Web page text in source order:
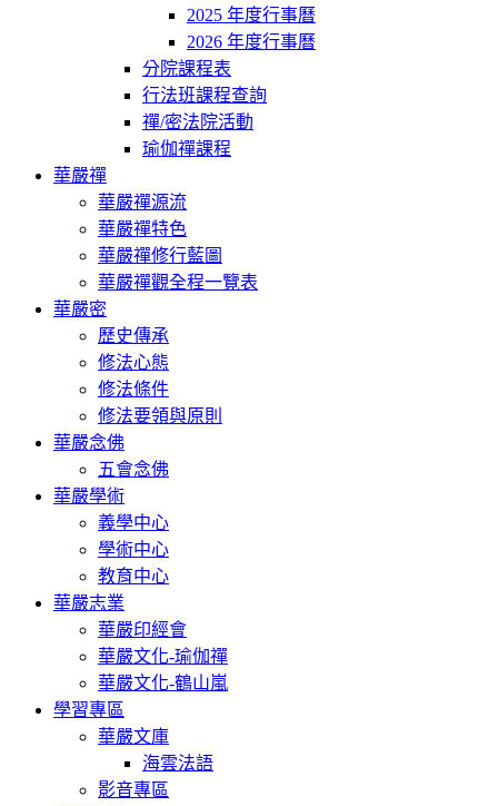
2025 年度行事曆
2026 年度行事曆
分院課程表
行法班課程查詢
禪/密法院活動
瑜伽禪課程
華嚴禪
華嚴禪源流
華嚴禪特色
華嚴禪修行藍圖
華嚴禪觀全程一覽表
華嚴密
歷史傳承
修法心態
修法條件
修法要領與原則
華嚴念佛
五會念佛
華嚴學術
義學中心
學術中心
教育中心
華嚴志業
華嚴印經會
華嚴文化-瑜伽禪
華嚴文化-鶴山嵐
學習專區
華嚴文庫
海雲法語
影音專區